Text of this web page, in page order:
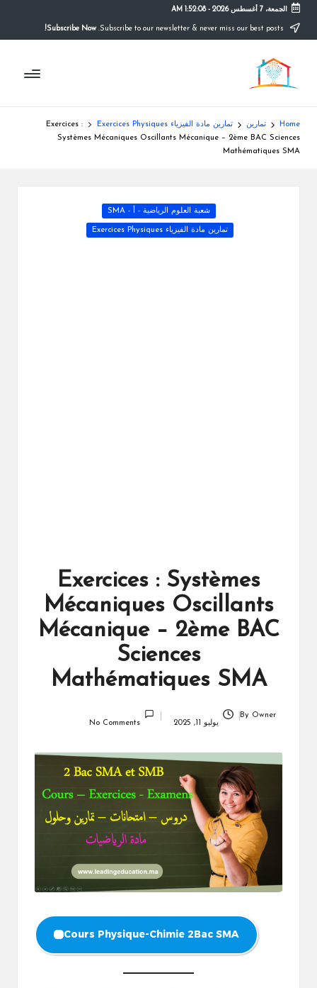
content
الجمعة، 7 أغسطس 2026 -
1:52:09 AM
Subscribe Now!
م
و
ق
ع
التعليم
الصريح
Home تمارين تمارين مادة الفيزياء Exercices Physiques
Exercices :
Systèmes Mécaniques Oscillants Mécanique – 2ème BAC Sciences
Mathématiques SMA
Posted
in
شعبة العلوم الرياضية - أ - SMA
تمارين مادة الفيزياء Exercices Physiques
Exercices : Systèmes
Mécaniques Oscillants
Mécanique – 2ème BAC
Sciences
Mathématiques SMA
By Owner
يوليو 11, 2025
No Comments
Cours Physique-Chimie 2Bac SMA